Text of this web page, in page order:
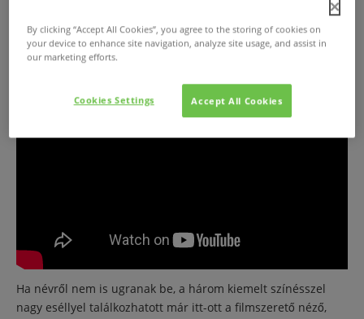
Ha névről nem is ugranak be, a három kiemelt színésszel
nagy eséllyel találkozhatott már itt-ott a filmszerető néző,
By clicking “Accept All Cookies”, you agree to the storing of cookies on
your device to enhance site navigation, analyze site usage, and assist in
our marketing efforts.
Accept All Cookies
Cookies Settings